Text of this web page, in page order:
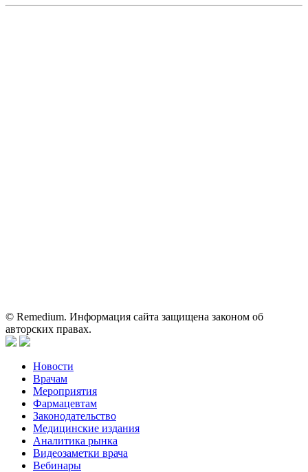
© Remedium. Информация сайта защищена законом об
авторских правах.
Новости
Врачам
Мероприятия
Фармацевтам
Законодательство
Медицинские издания
Аналитика рынка
Видеозаметки врача
Вебинары